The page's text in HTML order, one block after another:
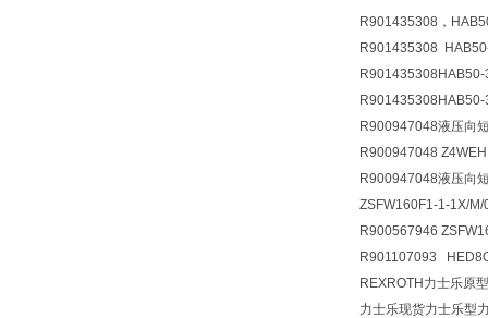
R901435308，
R901435308
R901435308
R901435308
R900947048液压向
R900947048
R900947048液压向
ZSFW160F1-1-1X/
R900567946
R901107093
REXROTH力士乐原
力士乐现货力士乐型